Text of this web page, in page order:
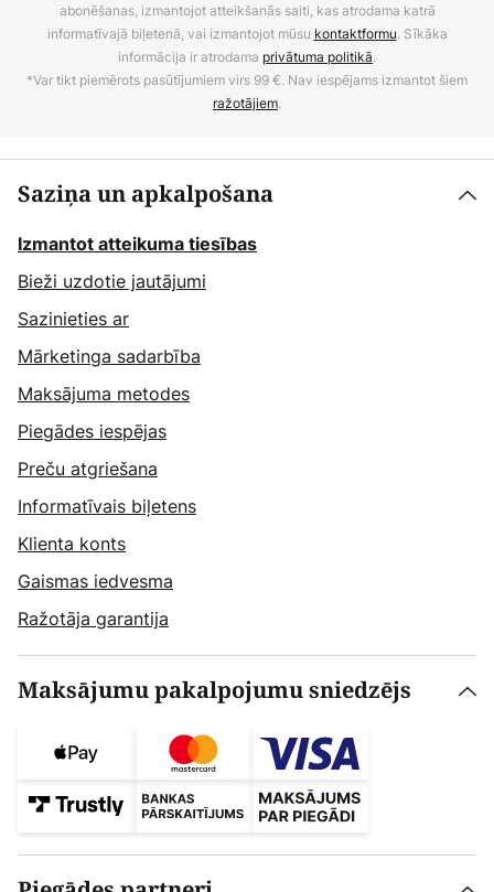
abonēšanas, izmantojot atteikšanās saiti, kas atrodama katrā
informatīvajā biļetenā, vai izmantojot mūsu kontaktformu. Sīkāka
informācija ir atrodama privātuma politikā.
*Var tikt piemērots pasūtījumiem virs 99 €. Nav iespējams izmantot šiem
ražotājiem.
Saziņa un apkalpošana
Izmantot atteikuma tiesības
Bieži uzdotie jautājumi
Sazinieties ar
Mārketinga sadarbība
Maksājuma metodes
Piegādes iespējas
Preču atgriešana
Informatīvais biļetens
Klienta konts
Gaismas iedvesma
Ražotāja garantija
Maksājumu pakalpojumu sniedzējs